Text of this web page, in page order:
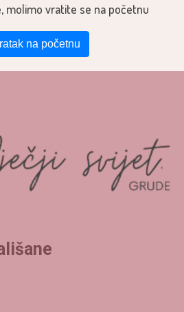
molimo vratite se na početnu
na početnu